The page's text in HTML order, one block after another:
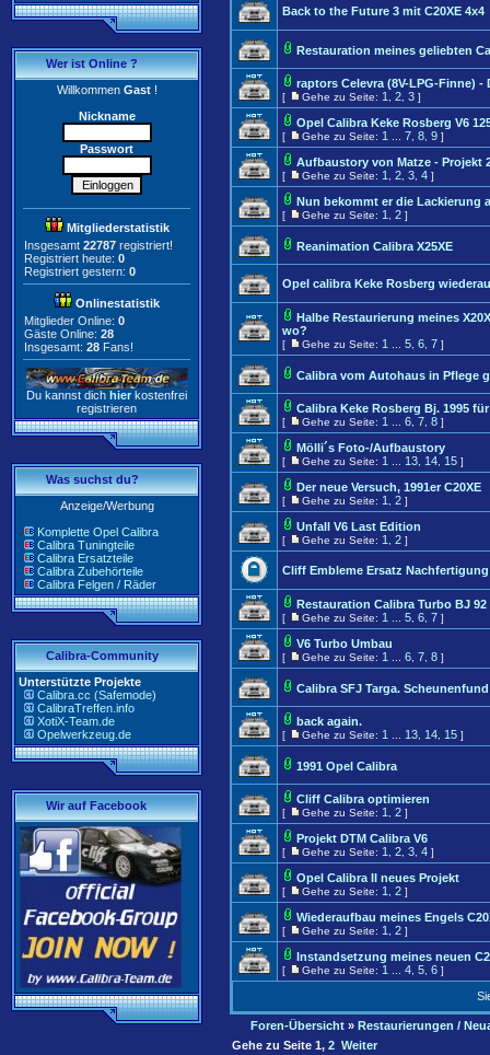
Wer ist Online ?
WillkommenGast!
Nickname
Passwort
Mitgliederstatistik
Insgesamt 22787 registriert!
Registriert heute: 0
Registriert gestern: 0
Onlinestatistik
Mitglieder Online: 0
Gäste Online: 28
Insgesamt: 28 Fans!
Du kannst dich hier kostenfrei
registrieren
Was suchst du?
Anzeige/Werbung
Komplette Opel Calibra
Calibra Tuningteile
Calibra Ersatzteile
Calibra Zubehörteile
Calibra Felgen / Räder
Calibra-Community
Unterstützte Projekte
Calibra.cc (Safemode)
CalibraTreffen.info
XotiX-Team.de
Opelwerkzeug.de
Wir auf Facebook
Back to the Future 3 mit C20XE 4x4
Restauration meines geliebten
raptors Celevra (8V-LPG-Finne) -
[ Gehe zu Seite: 1 2 3 ]
Opel Calibra Keke Rosberg V6
[ Gehe zu Seite: 1 7 8 9 ]
Aufbaustory von Matze - Projekt
[ Gehe zu Seite: 1 2 3 4 ]
Nun bekommt er die Lackierung
[ Gehe zu Seite: 1 2 ]
Reanimation Calibra X25XE
Opel calibra Keke Rosberg
Halbe Restaurierung meines
wo?
[ Gehe zu Seite: 1 5 6 7 ]
Calibra vom Autohaus in Pflege
Calibra Keke Rosberg Bj. 1995
[ Gehe zu Seite: 1 6 7 8 ]
Mölli´s Foto-/Aufbaustory
[ Gehe zu Seite: 1 13 14 15 ]
Der neue Versuch, 1991er C20XE
[ Gehe zu Seite: 1 2 ]
Unfall V6 Last Edition
[ Gehe zu Seite: 1 2 ]
Cliff Embleme Ersatz Nachfertigung
Restauration Calibra Turbo BJ 92
[ Gehe zu Seite: 1 5 6 7 ]
V6 Turbo Umbau
[ Gehe zu Seite: 1 6 7 8 ]
Calibra SFJ Targa.
back again.
[ Gehe zu Seite: 1 13 14 15 ]
1991 Opel Calibra
Cliff Calibra optimieren
[ Gehe zu Seite: 1 2 ]
Projekt DTM Calibra V6
[ Gehe zu Seite: 1 2 3 4 ]
Opel Calibra II neues Projekt
[ Gehe zu Seite: 1 2 ]
Wiederaufbau meines Engels
[ Gehe zu Seite: 1 2 ]
Instandsetzung meines neuen
[ Gehe zu Seite: 1 4 5 6 ]
Foren-Übersicht » Restaurierungen /
Gehe zu Seite 1, 2 Weiter